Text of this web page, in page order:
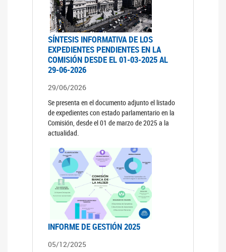
SÍNTESIS INFORMATIVA DE LOS
EXPEDIENTES PENDIENTES EN LA
COMISIÓN DESDE EL 01-03-2025 AL
29-06-2026
29/06/2026
Se presenta en el documento adjunto el listado
de expedientes con estado parlamentario en la
Comisión, desde el 01 de marzo de 2025 a la
actualidad.
INFORME DE GESTIÓN 2025
05/12/2025